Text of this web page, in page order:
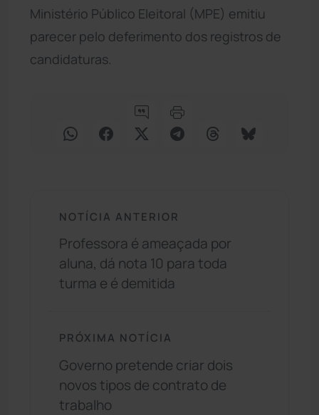
Ministério Público Eleitoral (MPE) emitiu
parecer pelo deferimento dos registros de
candidaturas.
NOTÍCIA ANTERIOR
Professora é ameaçada por
aluna, dá nota 10 para toda
turma e é demitida
PRÓXIMA NOTÍCIA
Governo pretende criar dois
novos tipos de contrato de
trabalho